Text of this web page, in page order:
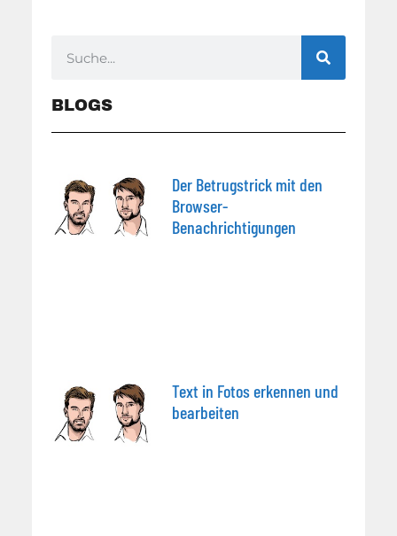
BLOGS
Der Betrugstrick mit den
Browser-
Benachrichtigungen
Text in Fotos erkennen und
bearbeiten